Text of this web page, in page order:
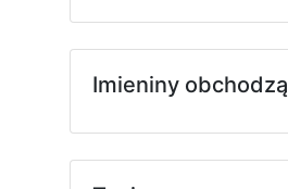
Imieniny obchodzą